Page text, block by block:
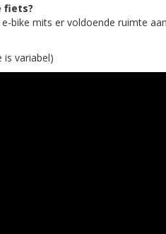
fiets?
bike mits er voldoende ruimte
is variabel)